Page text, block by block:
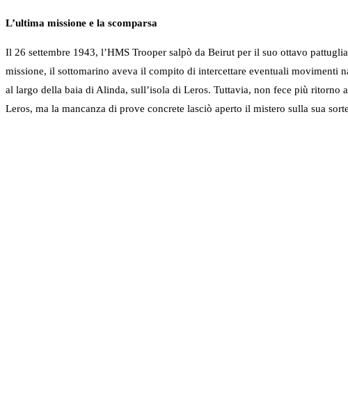
L’ultima missione e la scomparsa
Il 26 settembre 1943, l’HMS Trooper salpò da Beirut per il suo ottavo
missione, il sottomarino aveva il compito di intercettare eventuali movimenti
al largo della baia di Alinda, sull’isola di Leros. Tuttavia, non fece più ritorno
Leros, ma la mancanza di prove concrete lasciò aperto il mistero sulla sua